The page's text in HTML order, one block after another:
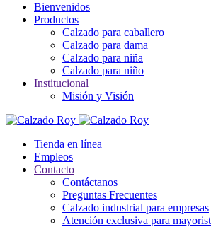
Bienvenidos
Productos
Calzado para caballero
Calzado para dama
Calzado para niña
Calzado para niño
Institucional
Misión y Visión
Tienda en línea
Empleos
Contacto
Contáctanos
Preguntas Frecuentes
Calzado industrial para empresas
Atención exclusiva para